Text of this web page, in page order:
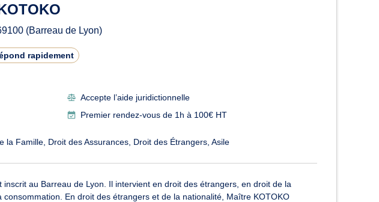
(Barreau de Lyon)
rapidement
Accepte l’aide juridictionnelle
Premier rendez-vous de 1h à 100€ HT
la Famille Droit des Assurances Droit des Étrangers Asile
au Barreau de Lyon. Il intervient en droit des étrangers, en droit de la
En droit des étrangers et de la nationalité, Maître KOTOKO